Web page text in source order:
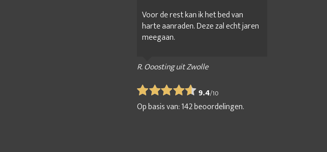
Voor de rest kan ik het bed van
harte aanraden. Deze zal echt jaren
meegaan.
R. Ooosting uit Zwolle
9.4/10
Op basis van:142beoordelingen.